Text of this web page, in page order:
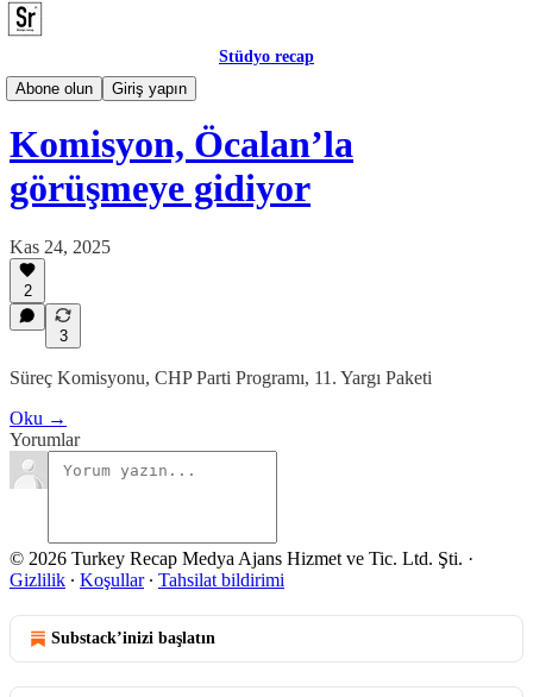
Stüdyo recap
Abone olun
Giriş yapın
Posta
Komisyon, Öcalan’la
görüşmeye gidiyor
Kas 24, 2025
2
3
Süreç Komisyonu, CHP Parti Programı, 11. Yargı Paketi
Oku →
Yorumlar
© 2026 Turkey Recap Medya Ajans Hizmet ve Tic. Ltd. Şti. ·
Gizlilik ∙ Koşullar∙ Tahsilat bildirimi
Substack’inizi başlatın